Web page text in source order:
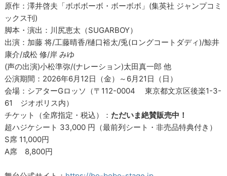
原作：澤井啓夫「ボボボーボ・ボーボボ」(集英社 ジャンプコミ
ックス刊)
脚本・演出：川尻恵太（SUGARBOY）
出演：加藤 将/工藤晴香/樋口裕太/兎(ロングコートダディ)/鯨井
康介/成松 修/岸 みゆ
(声の出演)小松準弥/(ナレーション)太田真一郎 他
公演期間：2026年6月12日（金）～6月21日（日）
会場：シアターGロッソ（〒112-0004 東京都文京区後楽1-3-
61 ジオポリス内）
チケット（全席指定・税込）： ただいま絶賛販売中！
超ハジケシート 33,000 円（最前列シート・非売品特典付き）
S席 11,000円
A席 8,800円